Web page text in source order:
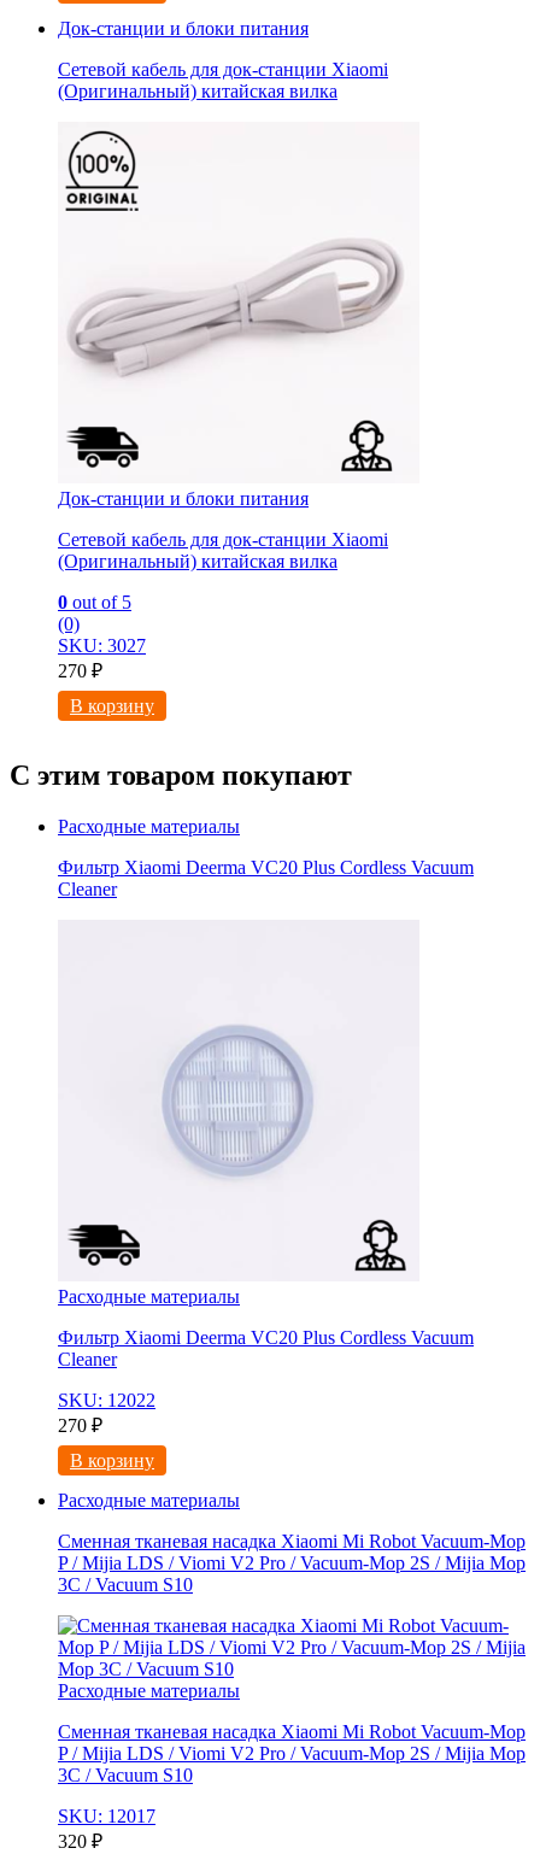
Док-станции и блоки питания
Сетевой кабель для док-станции Xiaomi
(Оригинальный) китайская вилка
Док-станции и блоки питания
Сетевой кабель для док-станции Xiaomi
(Оригинальный) китайская вилка
0 out of 5
(0)
SKU: 3027
270 ₽
В корзину
С этим товаром покупают
Расходные материалы
Фильтр Xiaomi Deerma VC20 Plus Cordless Vacuum
Cleaner
Расходные материалы
Фильтр Xiaomi Deerma VC20 Plus Cordless Vacuum
Cleaner
SKU: 12022
270 ₽
В корзину
Расходные материалы
Сменная тканевая насадка Xiaomi Mi Robot Vacuum-Mop
P / Mijia LDS / Viomi V2 Pro / Vacuum-Mop 2S / Mijia Mop
3C / Vacuum S10
Расходные материалы
Сменная тканевая насадка Xiaomi Mi Robot Vacuum-Mop
P / Mijia LDS / Viomi V2 Pro / Vacuum-Mop 2S / Mijia Mop
3C / Vacuum S10
SKU: 12017
320 ₽